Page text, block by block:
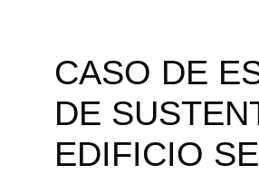
CASO DE
DE
EDIFICIO